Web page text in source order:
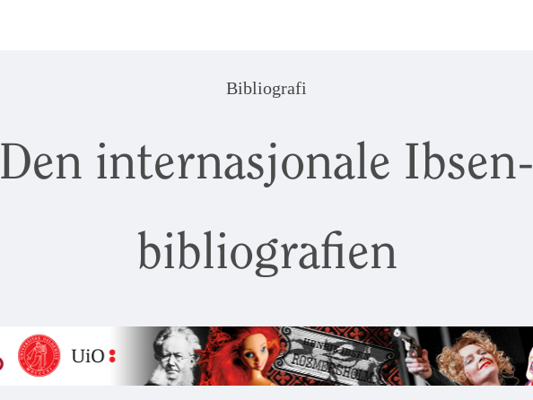
Bibliografi
Den internasjonale Ibsen-
bibliografien